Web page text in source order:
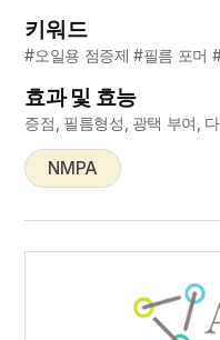
키워드
#오일용 점증제 #필름 포머
효과 및 효능
증점, 필름형성, 광택 부여,
NMPA